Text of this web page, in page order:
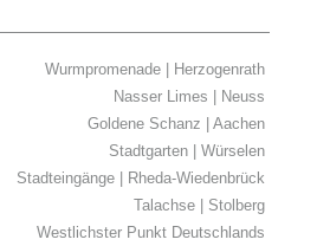
Wurmpromenade | Herzogenrath
Nasser Limes | Neuss
Goldene Schanz | Aachen
Stadtgarten | Würselen
Stadteingänge | Rheda-Wiedenbrück
Talachse | Stolberg
Westlichster Punkt Deutschlands